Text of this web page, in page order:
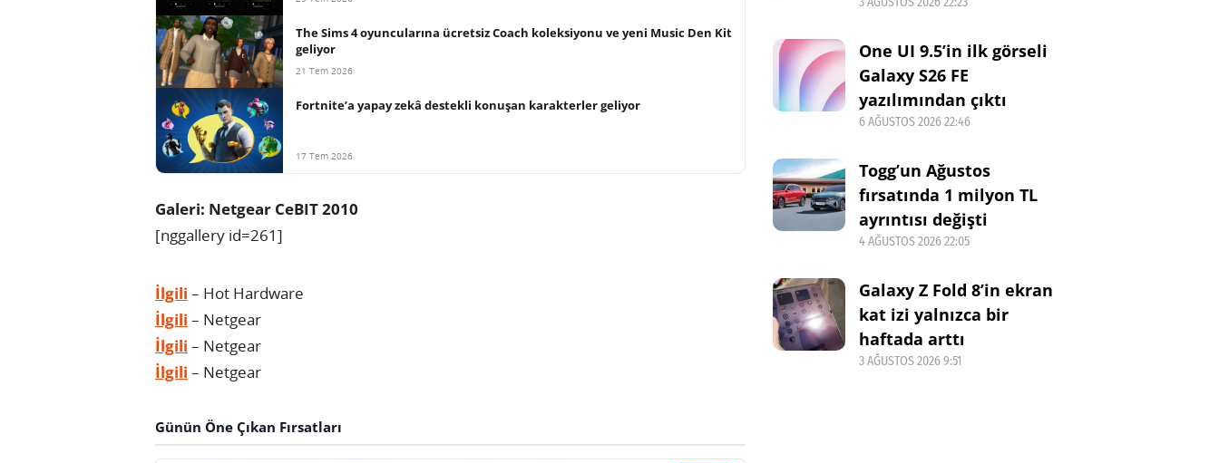
The Sims 4 oyuncularına ücretsiz Coach koleksiyonu ve yeni Music Den Kit
geliyor
21 Tem 2026
Fortnite’a yapay zekâ destekli konuşan karakterler geliyor
17 Tem 2026
Galeri: Netgear CeBIT 2010
[nggallery id=261]
İlgili – Hot Hardware
İlgili – Netgear
İlgili – Netgear
İlgili – Netgear
Günün Öne Çıkan Fırsatları
One UI 9.5’in ilk görseli
Galaxy S26 FE
yazılımından çıktı
6 AĞUSTOS 2026 22:46
Togg’un Ağustos
fırsatında 1 milyon TL
ayrıntısı değişti
4 AĞUSTOS 2026 22:05
Galaxy Z Fold 8’in ekran
kat izi yalnızca bir
haftada arttı
3 AĞUSTOS 2026 9:51